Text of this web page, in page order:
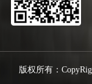
版权所有：